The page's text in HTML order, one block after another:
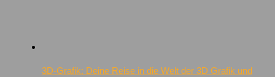
3D-Grafik: Deine Reise in die Welt der 3D Grafik und